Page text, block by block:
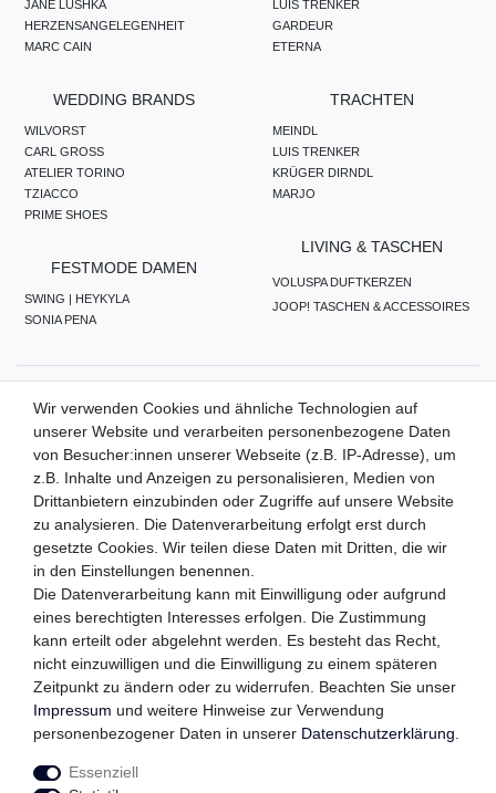
JANE LUSHKA
HERZENSANGELEGENHEIT
MARC CAIN
LUIS TRENKER
GARDEUR
ETERNA
WEDDING BRANDS
WILVORST
CARL GROSS
ATELIER TORINO
TZIACCO
PRIME SHOES
FESTMODE DAMEN
SWING | HEYKYLA
SONIA PENA
TRACHTEN
MEINDL
LUIS TRENKER
KRÜGER DIRNDL
MARJO
LIVING & TASCHEN
VOLUSPA DUFTKERZEN
JOOP! TASCHEN & ACCESSOIRES
ZAHLUNGSMETHODEN
WIR VERSENDEN MIT
QUALITÄTSVERSPRECHEN
FOLGEN SIE UNS
Impressum
Wir verwenden Cookies und ähnliche Technologien auf
unserer Website und verarbeiten personenbezogene Daten
von Besucher:innen unserer Webseite (z.B. IP-Adresse), um
z.B. Inhalte und Anzeigen zu personalisieren, Medien von
Drittanbietern einzubinden oder Zugriffe auf unsere Website
zu analysieren. Die Datenverarbeitung erfolgt erst durch
gesetzte Cookies. Wir teilen diese Daten mit Dritten, die wir
in den Einstellungen benennen.
Die Datenverarbeitung kann mit Einwilligung oder aufgrund
eines berechtigten Interesses erfolgen. Die Zustimmung
kann erteilt oder abgelehnt werden. Es besteht das Recht,
nicht einzuwilligen und die Einwilligung zu einem späteren
Zeitpunkt zu ändern oder zu widerrufen. Beachten Sie unser
Impressum und weitere Hinweise zur Verwendung
personenbezogener Daten in unserer Daten­schutz­erklärung
Essenziell